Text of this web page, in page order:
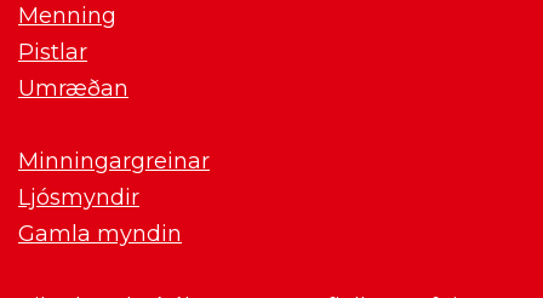
Menning
Pistlar
Umræðan
Minningargreinar
Ljósmyndir
Gamla myndin